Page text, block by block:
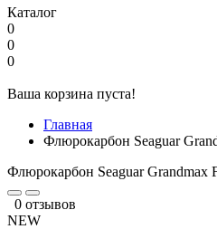
Каталог
0
0
0
Ваша корзина пуста!
Главная
Флюрокарбон Seaguar
Флюрокарбон Seaguar Grandmax
0 отзывов
NEW